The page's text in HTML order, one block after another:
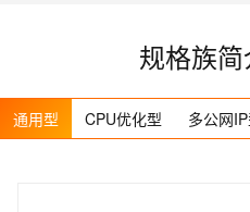
规格族
通用型 CPU优化型 多公网